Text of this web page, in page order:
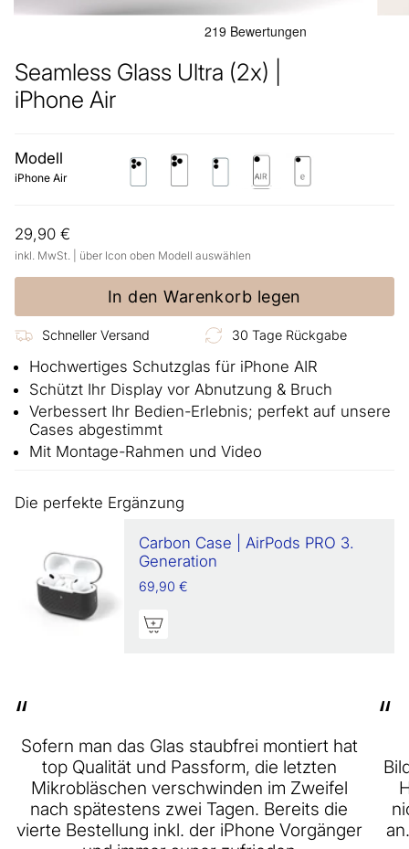
Seamless Glass Ultra (2x) |
iPhone Air
Modell
iPhone Air
iphone-iphone-iphone-iphone-
air
iphone-
17e
29,90 €
inkl. MwSt. | über Icon oben Modell auswählen
In den Warenkorb legen
Schneller Versand 30 Tage Rückgabe
Hochwertiges Schutzglas für iPhone AIR
Schützt Ihr Display vor Abnutzung & Bruch
Verbessert Ihr Bedien-Erlebnis; perfekt auf unsere
Cases abgestimmt
Mit Montage-Rahmen und Video
Die perfekte Ergänzung
Carbon Case | AirPods PRO 3.
Generation
69,90 €
“
Sofern man das Glas staubfrei montiert hat
top Qualität und Passform, die letzten
Mikrobläschen verschwinden im Zweifel
nach spätestens zwei Tagen. Bereits die
vierte Bestellung inkl. der iPhone Vorgänger
“